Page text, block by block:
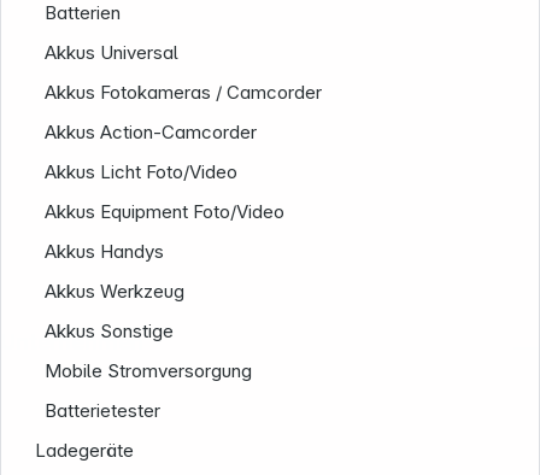
Batterien
Akkus Universal
Akkus Fotokameras / Camcorder
Akkus Action-Camcorder
Akkus Licht Foto/Video
Akkus Equipment Foto/Video
Akkus Handys
Akkus Werkzeug
Akkus Sonstige
Mobile Stromversorgung
Batterietester
Ladegeräte
Unternehmen